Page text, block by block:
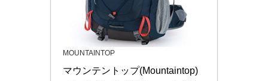
MOUNTAINTOP
マウンテントップ(Mountaintop)